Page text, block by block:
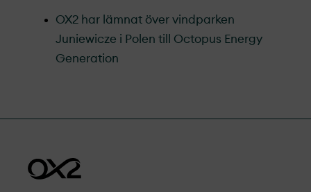
OX2 har lämnat över vindparken
Juniewicze i Polen till Octopus Energy
Generation